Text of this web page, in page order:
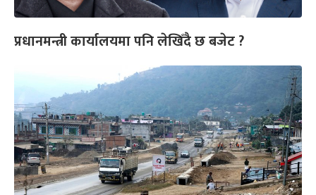
प्रधानमन्त्री कार्यालयमा पनि लेखिँदै छ बजेट ?